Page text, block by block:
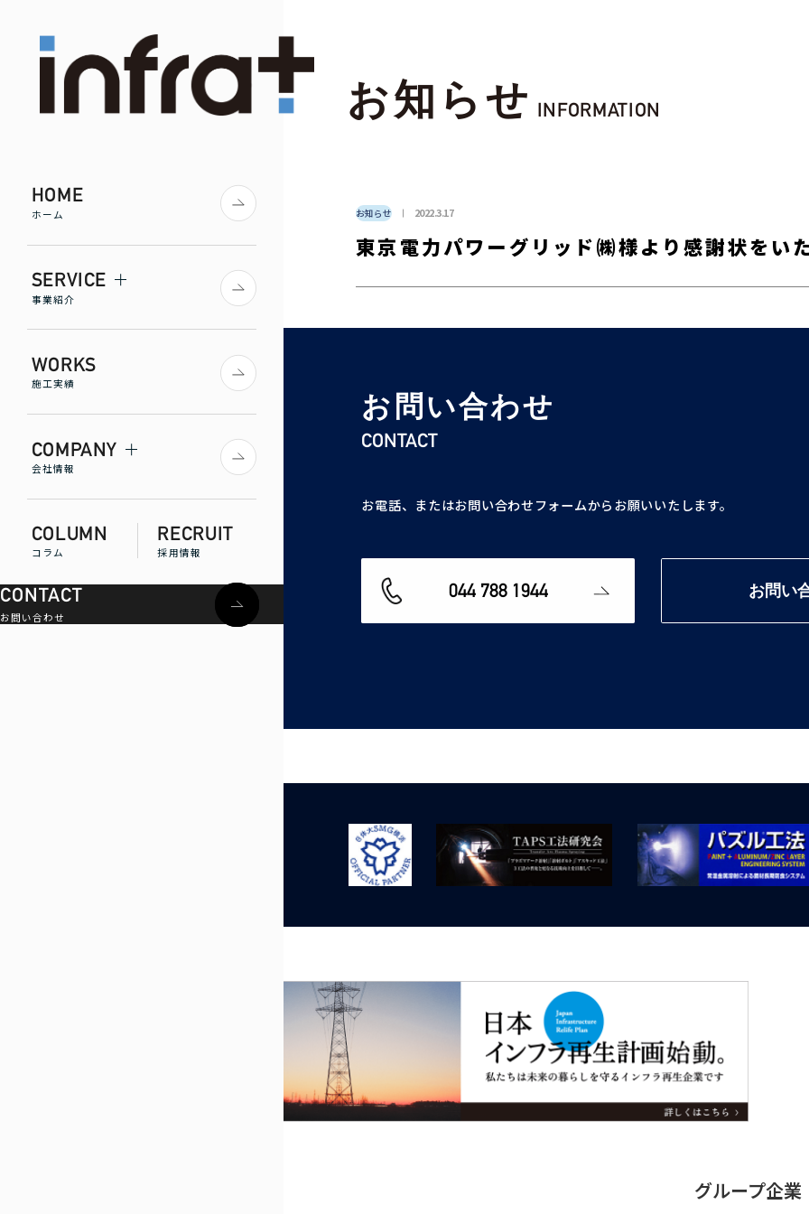
HOME
ホーム
SERVICE
事業紹介
WORKS
施工実績
COMPANY
会社情報
COLUMN
コラム
RECRUIT
採用情報
CONTACT
お問い合わせ
お知らせ INFORMATION
お知らせ 2022.3.17
東京電力パワーグリッド㈱様より感謝状をい
お問い合わせ
CONTACT
お電話、またはお問い合わせフォームからお願いいたします。
044 788 1944 お問い
グループ企業